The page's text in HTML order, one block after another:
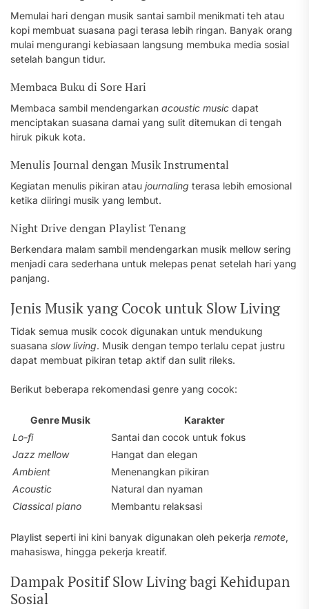
Memulai hari dengan musik santai sambil menikmati teh atau
kopi membuat suasana pagi terasa lebih ringan. Banyak orang
mulai mengurangi kebiasaan langsung membuka media sosial
setelah bangun tidur.
Membaca Buku di Sore Hari
Membaca sambil mendengarkan acoustic music dapat
menciptakan suasana damai yang sulit ditemukan di tengah
hiruk pikuk kota.
Menulis Journal dengan Musik Instrumental
Kegiatan menulis pikiran atau journaling terasa lebih emosional
ketika diiringi musik yang lembut.
Night Drive dengan Playlist Tenang
Berkendara malam sambil mendengarkan musik mellow sering
menjadi cara sederhana untuk melepas penat setelah hari yang
panjang.
Jenis Musik yang Cocok untuk Slow Living
Tidak semua musik cocok digunakan untuk mendukung
suasana slow living. Musik dengan tempo terlalu cepat justru
dapat membuat pikiran tetap aktif dan sulit rileks.
Berikut beberapa rekomendasi genre yang cocok:
Genre Musik
Karakter
Lo-fi
Santai dan cocok untuk fokus
Jazz mellow
Hangat dan elegan
Ambient
Menenangkan pikiran
Acoustic
Natural dan nyaman
Classical piano
Membantu relaksasi
Playlist seperti ini kini banyak digunakan oleh pekerja remote,
mahasiswa, hingga pekerja kreatif.
Dampak Positif Slow Living bagi Kehidupan
Sosial